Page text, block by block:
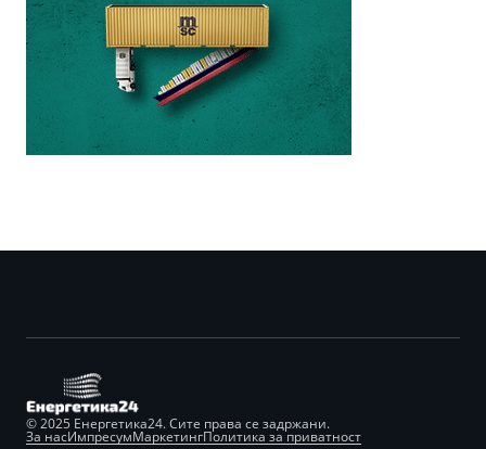
© 2025 Енергетика24. Сите права се задржани.
За насИмпресумМаркетингПолитика за приватност